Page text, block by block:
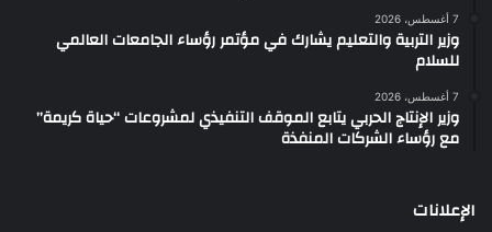
7 أغسطس، 2026
وزير التربية والتعليم يشارك في مؤتمر رؤساء الجامعات العالمي
للسلام
7 أغسطس، 2026
وزير الإنتاج الحربي يتابع الموقف التنفيذي لمشروعات “حياة كريمة”
مع رؤساء الشركات المنفذة
الإعلانات